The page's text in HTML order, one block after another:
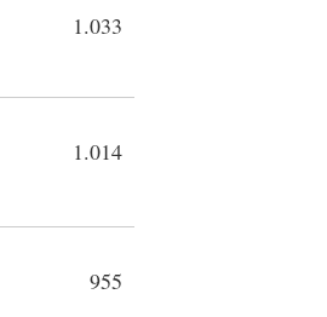
1.033
1.014
955